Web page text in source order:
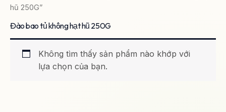
hũ 250G”
Đào bao tủ không hạt hũ 250G
Không tìm thấy sản phẩm nào khớp với
lựa chọn của bạn.